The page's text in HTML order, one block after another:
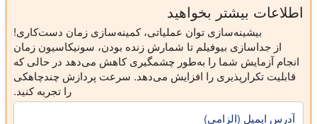
اطلاعات بیشتر بخواهید
بیشینه‌سازی توان عملیاتی، کمینه‌سازی زمان دست‌کاری!
از جداسازی بیوفیلم تا شمارش زنده بودن، سونیکاسیون زمان
انجام آزمایش شما را به‌طور چشمگیری کاهش می‌دهد در حالی که
قابلیت تکرارپذیری را افزایش می‌دهد. سرعت پردازش چندچاهکی
را تجربه کنید.
آدرس ایمیل (الزامی)